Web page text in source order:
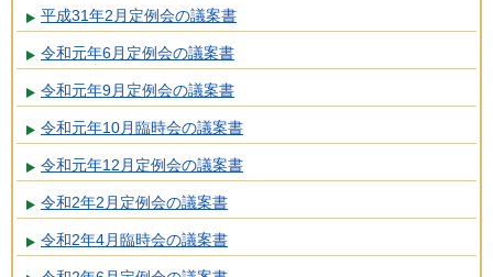
平成31年2月定例会の議案書
令和元年6月定例会の議案書
令和元年9月定例会の議案書
令和元年10月臨時会の議案書
令和元年12月定例会の議案書
令和2年2月定例会の議案書
令和2年4月臨時会の議案書